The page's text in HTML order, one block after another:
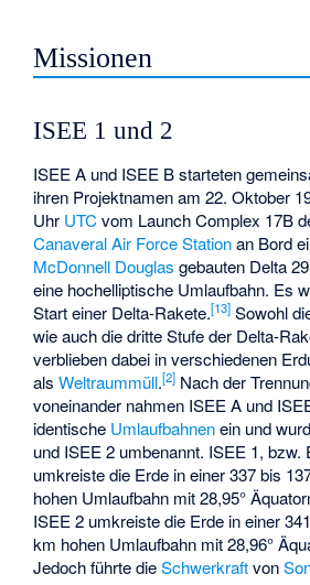
Missionen
ISEE 1 und 2
ISEE A und ISEE B starteten
ihren Projektnamen am 22. Oktober
Uhr UTCvom Launch Complex 17B
Canaveral Air Force Stationan Bord
McDonnell Douglas gebauten Delta
eine hochelliptische Umlaufbahn. Es
Start einer Delta-Rakete.[13] Sowohl
wie auch die dritte Stufe der Delta-
verblieben dabei in verschiedenen
alsWeltraummüll.[2] Nach der
voneinander nahmen ISEE A und
identische Umlaufbahnenein und
und ISEE 2 umbenannt. ISEE 1, bzw.
umkreiste die Erde in einer 337 bis
hohen Umlaufbahn mit 28,95°
ISEE 2 umkreiste die Erde in einer
km hohen Umlaufbahn mit 28,96°
Jedoch führte dieSchwerkraftvon